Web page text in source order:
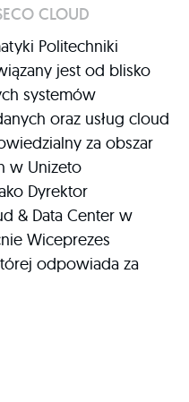
CLOUD
Politechniki
jest od blisko
systemów
oraz usług cloud
za obszar
w Unizeto
Dyrektor
& Data Center w
Wiceprezes
odpowiada za